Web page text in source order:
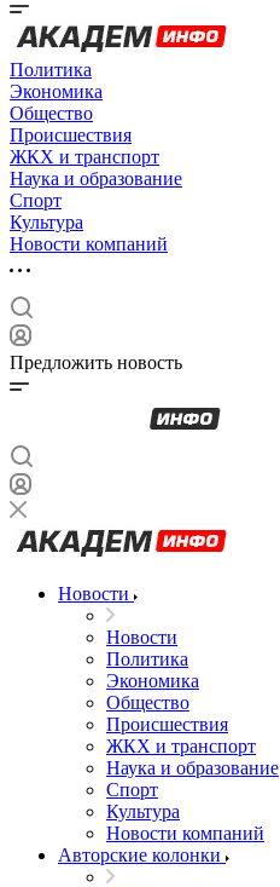
Политика
Экономика
Общество
Происшествия
ЖКХ и транспорт
Наука и образование
Спорт
Культура
Новости компаний
Предложить новость
Новости
Новости
Политика
Экономика
Общество
Происшествия
ЖКХ и транспорт
Наука и образование
Спорт
Культура
Новости компаний
Авторские колонки